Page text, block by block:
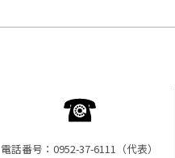
電話番号：0952-37-6111（代表）